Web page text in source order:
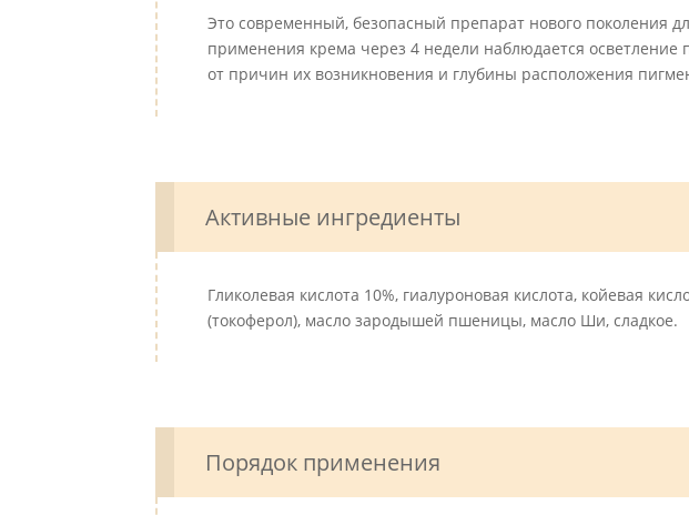
Это современный, безопасный препарат нового поколения
применения крема через 4 недели наблюдается осветление
от причин их возникновения и глубины расположения
Активные ингредиенты
Гликолевая кислота 10%, гиалуроновая кислота, койевая
(токоферол), масло зародышей пшеницы, масло Ши, сладкое.
Порядок применения